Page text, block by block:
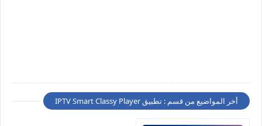
أخر المواضيع من قسم : تطبيق IPTV Smart Classy Player